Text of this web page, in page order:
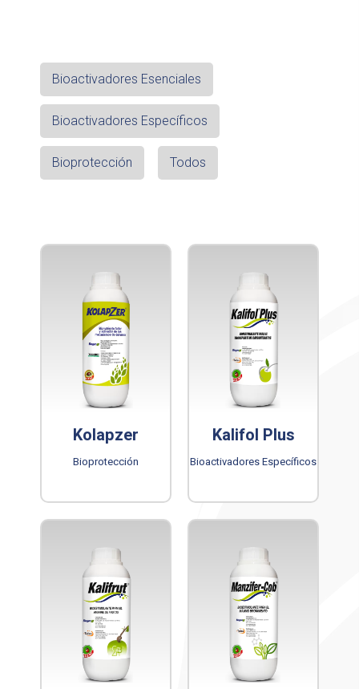
Bioactivadores Esenciales
Bioactivadores Específicos
Bioprotección Todos
Bioprotección
Kolapzer
Bioactivadores Específicos
Kalifol Plus